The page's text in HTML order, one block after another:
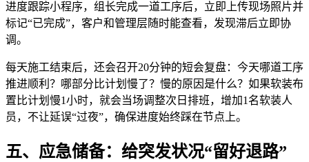
进度跟踪小程序，组长完成一道工序后，立即上传现场照片并
标记“已完成”，客户和管理层随时能查看，发现滞后立即协
调。
每天施工结束后，还会召开20分钟的短会复盘：今天哪道工序
推进顺利？哪部分比计划慢了？慢的原因是什么？如果软装布
置比计划慢1小时，就会当场调整次日排班，增加1名软装人
员，不让延误“过夜”，确保进度始终踩在节点上。
五、应急储备：给突发状况“留好退路”